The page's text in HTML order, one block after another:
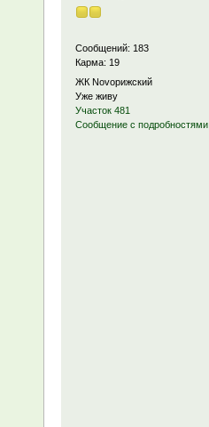
Сообщений: 183
Карма: 19
ЖК Novoрижский
Уже живу
Участок 481
Сообщение с подробностями